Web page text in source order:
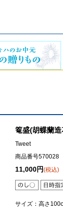
篭盛(胡蝶蘭
Tweet
商品番号570028
11,000円(税込)
サイズ：高さ